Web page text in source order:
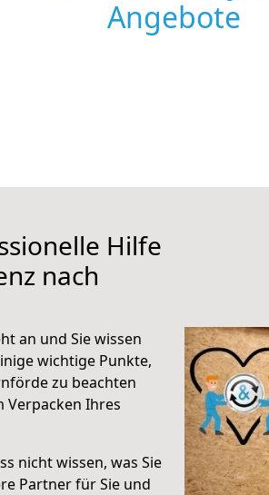
Angebote
Hilfe
nach
an und Sie wissen
wichtige Punkte,
zu beachten
Verpacken Ihres
nicht wissen, was Sie
Partner für Sie und